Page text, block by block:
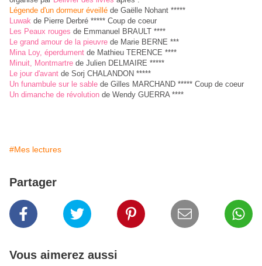
Légende d'un dormeur éveillé de Gaëlle Nohant *****
Luwak de Pierre Derbré ***** Coup de coeur
Les Peaux rouges de Emmanuel BRAULT ****
Le grand amour de la pieuvre de Marie BERNE ***
Mina Loy, éperdument de Mathieu TERENCE ****
Minuit, Montmartre de Julien DELMAIRE *****
Le jour d'avant de Sorj CHALANDON *****
Un funambule sur le sable de Gilles MARCHAND ***** Coup de coeur
Un dimanche de révolution de Wendy GUERRA ****
#Mes lectures
Partager
Vous aimerez aussi